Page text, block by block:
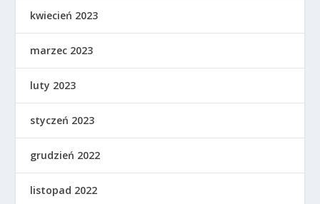
kwiecień 2023
marzec 2023
luty 2023
styczeń 2023
grudzień 2022
listopad 2022